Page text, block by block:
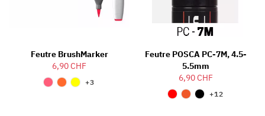
Feutre BrushMarker
6,90 CHF
+3
Feutre POSCA PC-7M, 4.5-
5.5mm
6,90 CHF
+12